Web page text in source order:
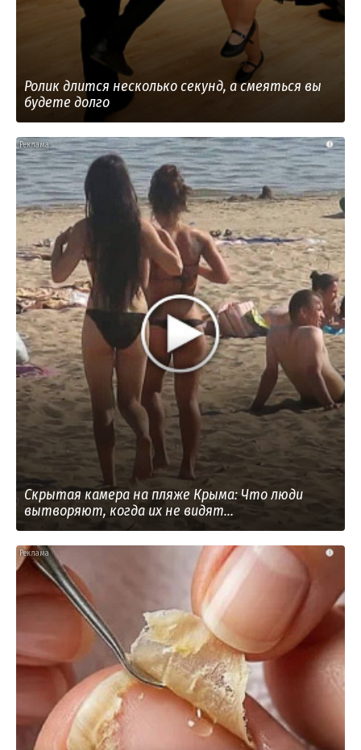
Ролик длится несколько секунд, а смеяться вы
будете долго
i
Скрытая камера на пляже Крыма: Что люди
вытворяют, когда их не видят...
i